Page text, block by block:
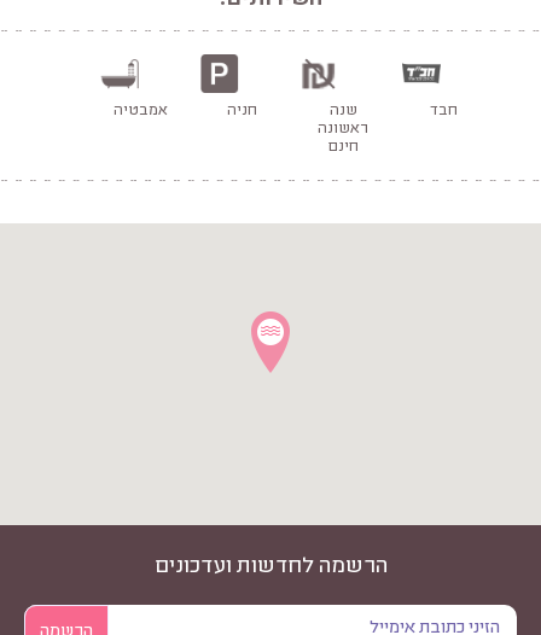
חבד
שנה
ראשונה
חינם
חניה אמבטיה
הרשמה לחדשות ועדכונים